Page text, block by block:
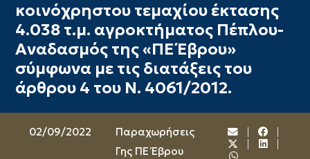
κοινόχρηστου τεμαχίου έκτασης
4.038 τ.μ. αγροκτήματος Πέπλου-
Αναδασμός της «ΠΕ Έβρου»
σύμφωνα με τις διατάξεις του
άρθρου 4 του Ν. 4061/2012.
02/09/2022
Παραχωρήσεις
Γης ΠΕ Έβρου